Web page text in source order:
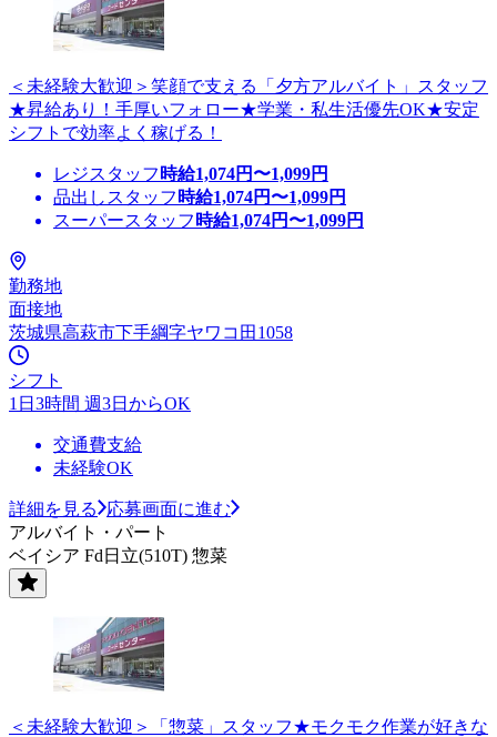
＜未経験大歓迎＞笑顔で支える「夕方アルバイト」スタッフ
★昇給あり！手厚いフォロー★学業・私生活優先OK★安定
シフトで効率よく稼げる！
レジスタッフ 時給1,074円〜1,099円
品出しスタッフ 時給1,074円〜1,099円
スーパースタッフ 時給1,074円〜1,099円
勤務地
面接地
茨城県高萩市下手綱字ヤワコ田1058
シフト
1日3時間 週3日からOK
交通費支給
未経験OK
詳細を見る
応募画面に進む
アルバイト・パート
ベイシア Fd日立(510T) 惣菜
＜未経験大歓迎＞「惣菜」スタッフ★モクモク作業が好きな